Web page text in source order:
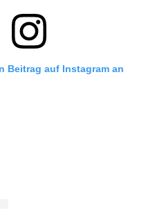
Beitrag auf Instagram an